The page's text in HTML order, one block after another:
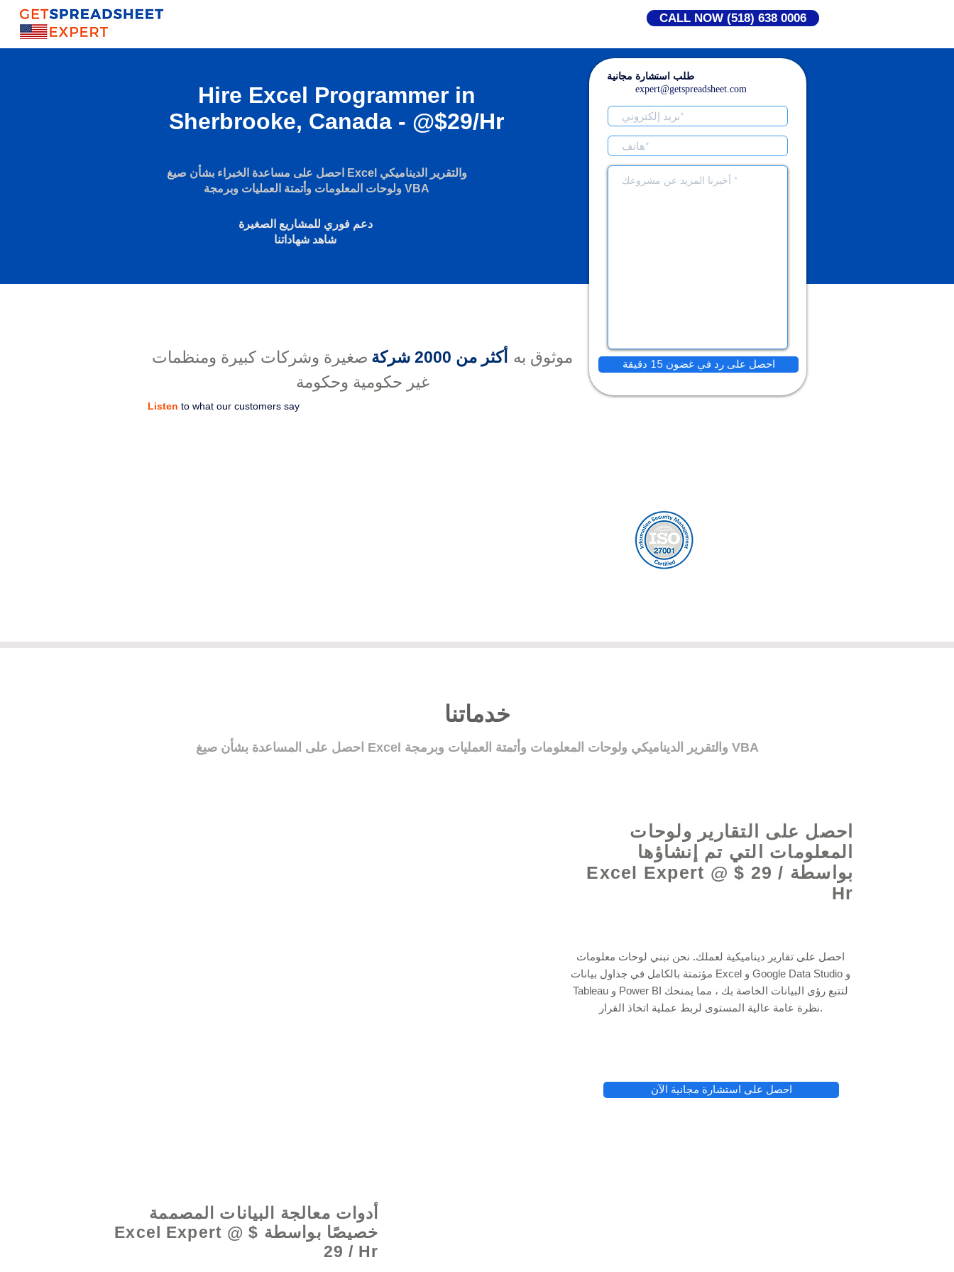
CALL NOW (518) 638 0006
Hire Excel Programmer in
Sherbrooke, Canada - @$29/Hr
احصل على مساعدة الخبراء بشأن صيغ Excel والتقرير الديناميكي
ولوحات المعلومات وأتمتة العمليات وبرمجة VBA
دعم فوري للمشاريع الصغيرة
شاهد شهاداتنا
موثوق به أكثر من 2000 شركة
صغيرة وشركات كبيرة ومنظمات
غير حكومية وحكومة
Listen to what our customers say
طلب استشارة مجانية
expert@getspreadsheet.com
احصل على رد في غضون 15 دقيقة
خدماتنا
احصل على المساعدة بشأن صيغ Excel والتقرير الديناميكي ولوحات المعلومات وأتمتة العمليات وبرمجة VBA
احصل على التقارير ولوحات
المعلومات التي تم إنشاؤها
بواسطة Excel Expert @ $ 29 /
Hr
احصل على تقارير ديناميكية لعملك. نحن نبني لوحات معلومات
مؤتمتة بالكامل في جداول بيانات Excel و Google Data Studio و
Tableau و Power BI لتتبع رؤى البيانات الخاصة بك ، مما يمنحك
نظرة عامة عالية المستوى لربط عملية اتخاذ القرار.
احصل على استشارة مجانية الآن
أدوات معالجة البيانات المصممة
خصيصًا بواسطة Excel Expert @ $
29 / Hr